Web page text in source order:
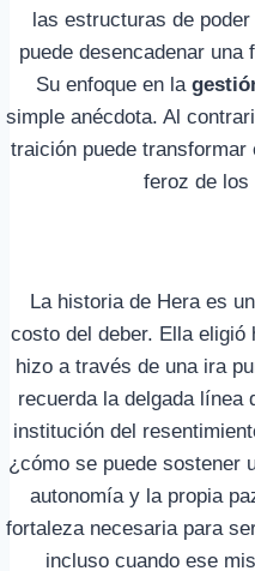
las estructuras de
puede desencadenar
Su enfoque en la
simple anécdota. Al
traición puede transformar
feroz de
La historia de Hera es
costo del deber. Ella
hizo a través de una ira
recuerda la delgada línea
institución del
¿cómo se puede sostener
autonomía y la propia
fortaleza necesaria para
incluso cuando ese